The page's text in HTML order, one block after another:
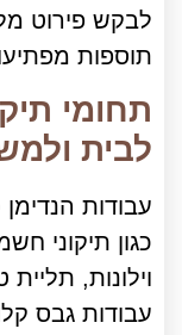
לבקש פירוט
תוספות
תחומי
לבית
עבודות
כגון תיקוני
וילונות, תליית
עבודות גבס